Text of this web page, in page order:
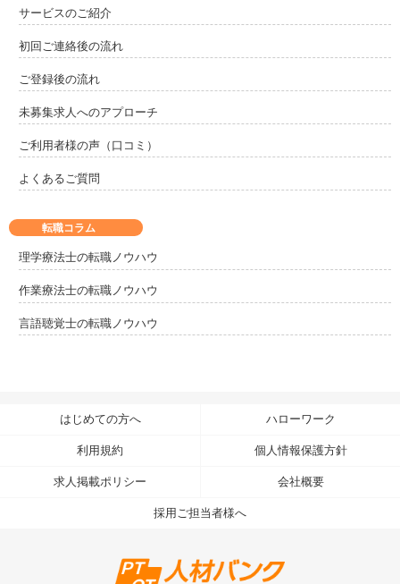
サービスのご紹介
初回ご連絡後の流れ
ご登録後の流れ
未募集求人へのアプローチ
ご利用者様の声（口コミ）
よくあるご質問
転職コラム
理学療法士の転職ノウハウ
作業療法士の転職ノウハウ
言語聴覚士の転職ノウハウ
はじめての方へ ハローワーク
利用規約 個人情報保護方針
求人掲載ポリシー 会社概要
採用ご担当者様へ